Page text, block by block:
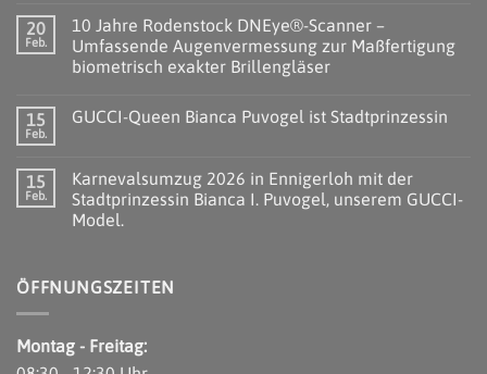
20
Feb.
10 Jahre Rodenstock DNEye®-Scanner –
Umfassende Augenvermessung zur Maßfertigung
biometrisch exakter Brillengläser
15
Feb.
GUCCI-Queen Bianca Puvogel ist Stadtprinzessin
15
Feb.
Karnevalsumzug 2026 in Ennigerloh mit der
Stadtprinzessin Bianca I. Puvogel, unserem GUCCI-
Model.
ÖFFNUNGSZEITEN
Montag - Freitag: